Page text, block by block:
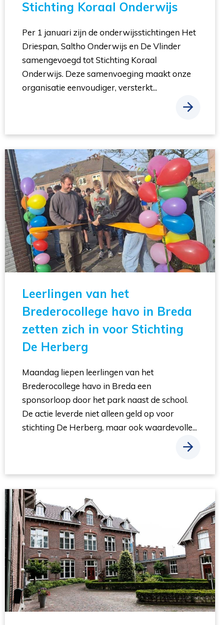
Stichting Koraal Onderwijs
Per 1 januari zijn de onderwijsstichtingen Het
Driespan, Saltho Onderwijs en De Vlinder
samengevoegd tot Stichting Koraal
Onderwijs. Deze samenvoeging maakt onze
organisatie eenvoudiger, versterkt...
Leerlingen van het
Brederocollege havo in Breda
zetten zich in voor Stichting
De Herberg
Maandag liepen leerlingen van het
Brederocollege havo in Breda een
sponsorloop door het park naast de school.
De actie leverde niet alleen geld op voor
stichting De Herberg, maar ook waardevolle...